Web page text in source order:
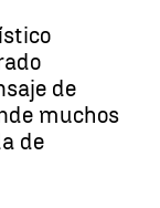
de
muchos
de